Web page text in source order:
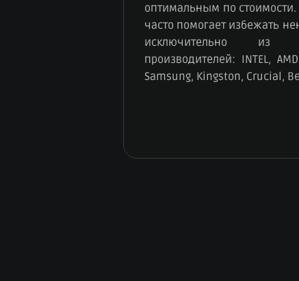
оптимальным по
часто помогает избежать
исключительно из
производителей: INTEL,
Samsung, Kingston, Crucial,